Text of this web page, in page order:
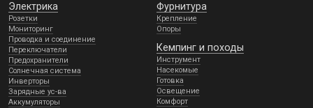
Электрика
Розетки
Мониторинг
Проводка и соединение
Переключатели
Предохранители
Солнечная система
Инверторы
Зарядные ус-ва
Аккумуляторы
Фурнитура
Крепление
Опоры
Кемпинг и походы
Инструмент
Насекомые
Готовка
Освещение
Комфорт